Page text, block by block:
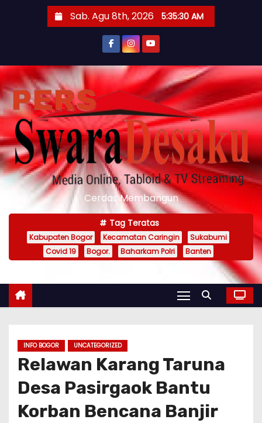
t
o
c
o
n
t
e
Sab. Agu 8th, 2026 5:35:32 AM
Cerdas Membangun
Tag Teratas
Kabupaten Bogor Kecamatan Caringin
Sukabumi
Covid 19
Bogor. Baharkam Polri Banten
INFO BOGOR UNCATEGORIZED
Relawan Karang Taruna
Desa Pasirgaok Bantu
Korban Bencana Banjir